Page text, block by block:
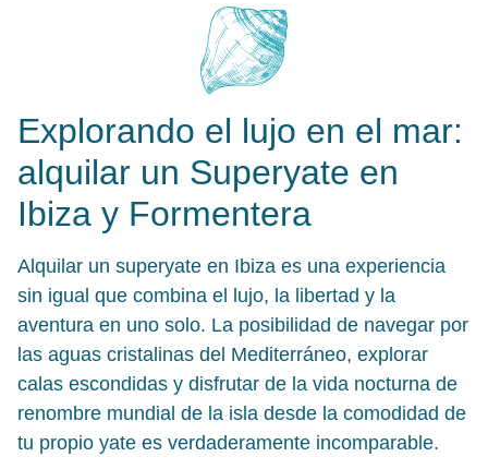
Explorando el lujo en el mar:
alquilar un Superyate en
Ibiza y Formentera
Alquilar un superyate en Ibiza es una experiencia
sin igual que combina el lujo, la libertad y la
aventura en uno solo. La posibilidad de navegar por
las aguas cristalinas del Mediterráneo, explorar
calas escondidas y disfrutar de la vida nocturna de
renombre mundial de la isla desde la comodidad de
tu propio yate es verdaderamente incomparable.